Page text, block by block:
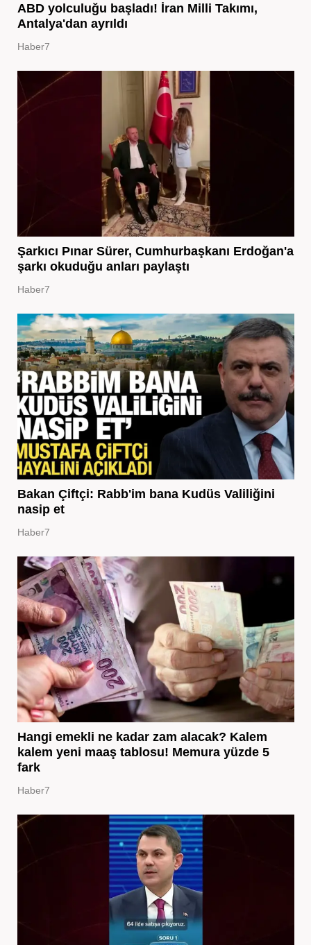
ABD yolculuğu başladı! İran Milli Takımı,
Antalya'dan ayrıldı
Haber7
Şarkıcı Pınar Sürer, Cumhurbaşkanı Erdoğan'a
şarkı okuduğu anları paylaştı
Haber7
Bakan Çiftçi: Rabb'im bana Kudüs Valiliğini
nasip et
Haber7
Hangi emekli ne kadar zam alacak? Kalem
kalem yeni maaş tablosu! Memura yüzde 5
fark
Haber7